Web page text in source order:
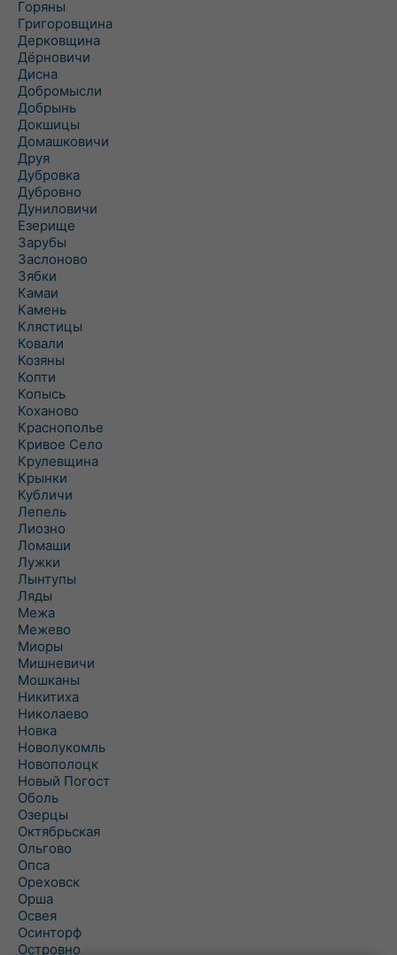
Горяны
Григоровщина
Дерковщина
Дёрновичи
Дисна
Добромысли
Добрынь
Докшицы
Домашковичи
Друя
Дубровка
Дубровно
Дуниловичи
Езерище
Зарубы
Заслоново
Зябки
Камаи
Камень
Клястицы
Ковали
Козяны
Копти
Копысь
Коханово
Краснополье
Кривое Село
Крулевщина
Крынки
Кубличи
Лепель
Лиозно
Ломаши
Лужки
Лынтупы
Ляды
Межа
Межево
Миоры
Мишневичи
Мошканы
Никитиха
Николаево
Новка
Новолукомль
Новополоцк
Новый Погост
Оболь
Озерцы
Октябрьская
Ольгово
Опса
Ореховск
Орша
Освея
Осинторф
Островно